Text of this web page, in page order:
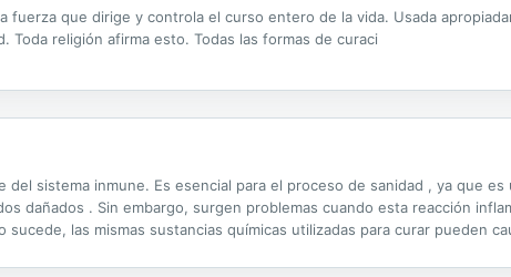
fuerza que dirige y controla el curso entero de la vida. Usada
Toda religión afirma esto. Todas las formas de curaci
sistema inmune. Es esencial para el proceso de sanidad , ya que
dañados . Sin embargo, surgen problemas cuando esta reacción
las mismas sustancias químicas utilizadas para curar pueden